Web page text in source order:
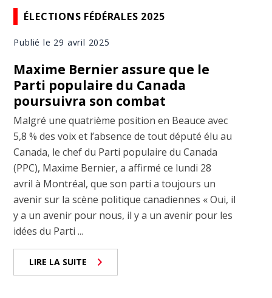
ÉLECTIONS FÉDÉRALES 2025
Publié le 29 avril 2025
Maxime Bernier assure que le
Parti populaire du Canada
poursuivra son combat
Malgré une quatrième position en Beauce avec
5,8 % des voix et l’absence de tout député élu au
Canada, le chef du Parti populaire du Canada
(PPC), Maxime Bernier, a affirmé ce lundi 28
avril à Montréal, que son parti a toujours un
avenir sur la scène politique canadiennes « Oui, il
y a un avenir pour nous, il y a un avenir pour les
idées du Parti ...
LIRE LA SUITE